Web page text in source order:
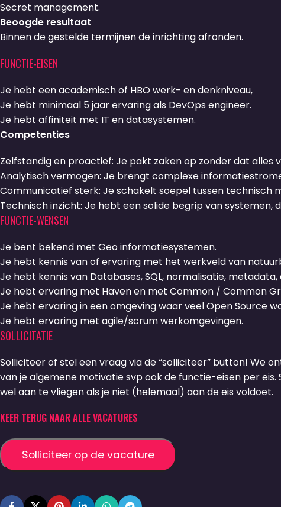
Secret management.
Beoogde resultaat
Binnen de gestelde termijnen de inrichting afronden.
FUNCTIE-EISEN
Je hebt een academisch of HBO werk- en denkniveau,
Je hebt minimaal 5 jaar ervaring als DevOps engineer.
Je hebt affiniteit met IT en datasystemen.
Competenties
Zelfstandig en proactief: Je pakt zaken op zonder dat
Analytisch vermogen: Je brengt complexe
Communicatief sterk: Je schakelt soepel tussen technisch
Technisch inzicht: Je hebt een solide begrip van
FUNCTIE-WENSEN
Je bent bekend met Geo informatiesystemen.
Je hebt kennis van of ervaring met het werkveld van
Je hebt kennis van Databases, SQL, normalisatie,
Je hebt ervaring met Haven en met Common / Common
Je hebt ervaring in een omgeving waar veel Open Source
Je hebt ervaring met agile/scrum werkomgevingen.
SOLLICITATIE
Solliciteer of stel een vraag via de “solliciteer” button! We
van je algemene motivatie svp ook de functie-eisen per
wel aan te vliegen als je niet (helemaal) aan de eis voldoet.
KEER TERUG NAAR ALLE VACATURES